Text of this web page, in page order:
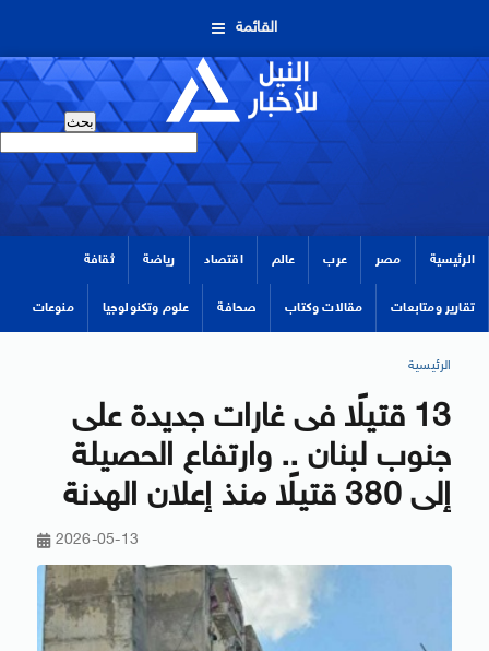
القائمة
الرئيسية مصر عرب عالم اقتصاد رياضة ثقافة
تقارير ومتابعات مقالات وكتاب صحافة علوم وتكنولوجيا منوعات
الرئيسية
13 قتيلًا فى غارات جديدة على
جنوب لبنان .. وارتفاع الحصيلة
إلى 380 قتيلًا منذ إعلان الهدنة
2026-05-13